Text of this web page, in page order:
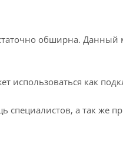
обширна. Данный
использоваться как
а так же